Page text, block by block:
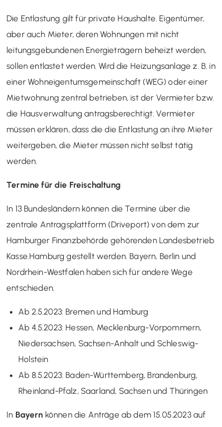
Die Entlastung gilt für private Haushalte. Eigentümer,
aber auch Mieter, deren Wohnungen mit nicht
leitungsgebundenen Energieträgern beheizt werden,
sollen entlastet werden. Wird die Heizungsanlage z. B. in
einer Wohneigentumsgemeinschaft (WEG) oder einer
Mietwohnung zentral betrieben, ist der Vermieter bzw.
die Hausverwaltung antragsberechtigt. Vermieter
müssen erklären, dass die die Entlastung an ihre Mieter
weitergeben, die Mieter müssen nicht selbst tätig
werden.
Termine für die Freischaltung
In 13 Bundesländern können die Termine über die
zentrale Antragsplattform (Driveport) von dem zur
Hamburger Finanzbehörde gehörenden Landesbetrieb
Kasse.Hamburg gestellt werden. Bayern, Berlin und
Nordrhein-Westfalen haben sich für andere Wege
entschieden.
Ab 2.5.2023: Bremen und Hamburg
Ab 4.5.2023: Hessen, Mecklenburg-Vorpommern,
Niedersachsen, Sachsen-Anhalt und Schleswig-
Holstein
Ab 8.5.2023: Baden-Württemberg, Brandenburg,
Rheinland-Pfalz, Saarland, Sachsen und Thüringen
In Bayern können die Anträge ab dem 15.05.2023 auf